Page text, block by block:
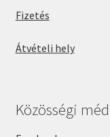
Fizetés
Átvételi hely
Közösségi